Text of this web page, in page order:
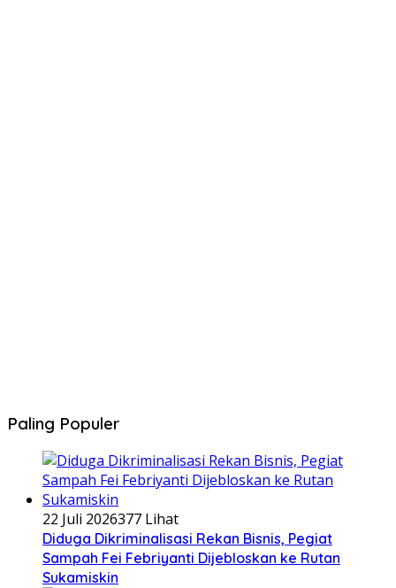
Paling Populer
22 Juli 2026377 Lihat
Diduga Dikriminalisasi Rekan Bisnis, Pegiat
Sampah Fei Febriyanti Dijebloskan ke Rutan
Sukamiskin